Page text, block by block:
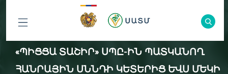
ԲՈԼՈՐ
ԲԱԺԻՆՆԵՐԸ
«ՊԻՑՑԱ ՏԱՇԻՐ» ՍՊԸ-ԻՆ ՊԱՏԿԱՆՈՂ
ՀԱՆՐԱՅԻՆ ՍՆՆԴԻ ԿԵՏԵՐԻՑ ԵՎՍ ՄԵԿԻ